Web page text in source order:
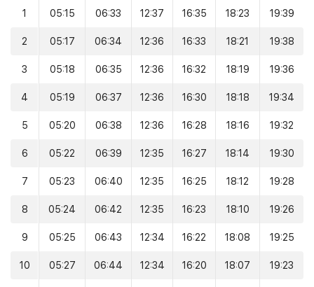
1 05:15 06:33 12:37 16:35 18:23 19:39
2 05:17 06:34 12:36 16:33 18:21 19:38
3 05:18 06:35 12:36 16:32 18:19 19:36
4 05:19 06:37 12:36 16:30 18:18 19:34
5 05:20 06:38 12:36 16:28 18:16 19:32
6 05:22 06:39 12:35 16:27 18:14 19:30
7 05:23 06:40 12:35 16:25 18:12 19:28
8 05:24 06:42 12:35 16:23 18:10 19:26
9 05:25 06:43 12:34 16:22 18:08 19:25
10 05:27 06:44 12:34 16:20 18:07 19:23